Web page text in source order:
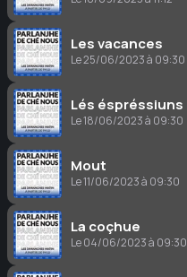
Les vacances
Le 25/06/2023 à 09:30
Lés éspréssiuns
Le 18/06/2023 à 09:30
Mout
Le 11/06/2023 à 09:30
La coçhue
Le 04/06/2023 à 09:30